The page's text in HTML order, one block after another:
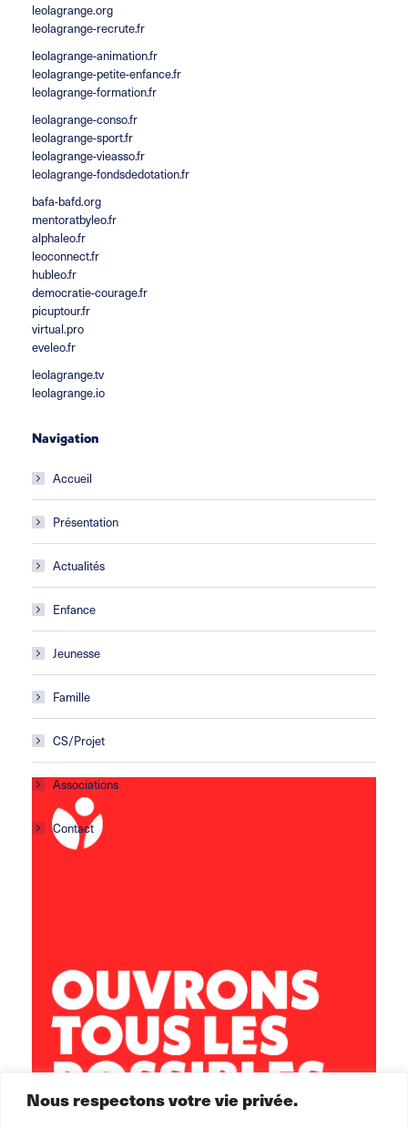
Nous respectons votre vie privée.
leolagrange.org
leolagrange-recrute.fr
leolagrange-animation.fr
leolagrange-petite-enfance.fr
leolagrange-formation.fr
leolagrange-conso.fr
leolagrange-sport.fr
leolagrange-vieasso.fr
leolagrange-fondsdedotation.fr
bafa-bafd.org
mentoratbyleo.fr
alphaleo.fr
leoconnect.fr
hubleo.fr
democratie-courage.fr
picuptour.fr
virtual.pro
eveleo.fr
leolagrange.tv
leolagrange.io
Navigation
Accueil
Présentation
Actualités
Enfance
Jeunesse
Famille
CS/Projet
Associations
Contact
brest.horizons@leolagrange.org